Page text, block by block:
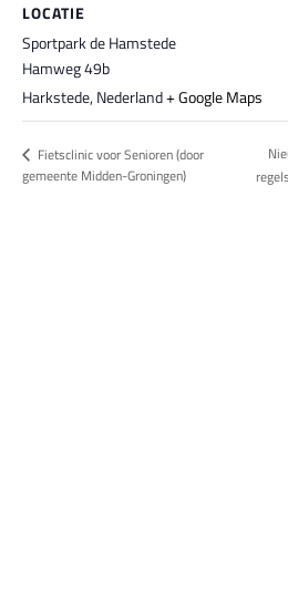
LOCATIE
Sportpark de Hamstede
Hamweg 49b
Harkstede,Nederland+ Google Maps
Fietsclinic voor Senioren (door
gemeente Midden-Groningen)